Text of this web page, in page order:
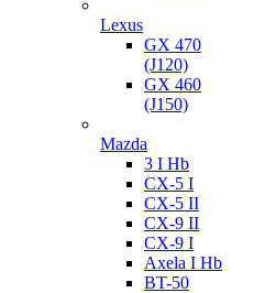
Lexus
GX 470
(J120)
GX 460
(J150)
Mazda
3 I Hb
CX-5 I
CX-5 II
CX-9 II
CX-9 I
Axela I Hb
BT-50